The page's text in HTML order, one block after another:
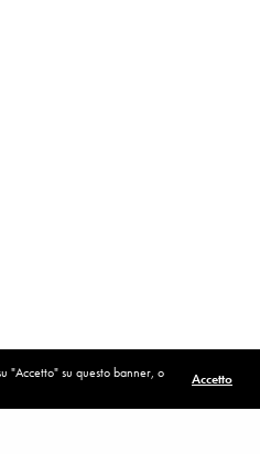
"Accetto" su questo banner, o Accetto